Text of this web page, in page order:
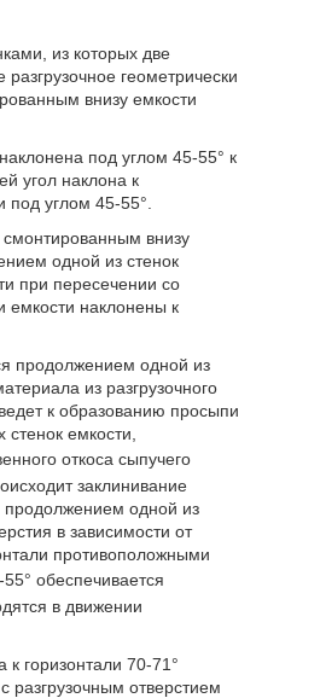
из которых две
геометрически
внизу емкости
под углом 45-55° к
угол наклона к
под углом 45-55°.
внизу
одной из стенок
при пересечении со
емкости наклонены к
продолжением одной из
из разгрузочного
к образованию просыпи
емкости,
откоса сыпучего
заклинивание
продолжением одной из
в зависимости от
противоположными
обеспечивается
в движении
горизонтали 70-71°
разгрузочным отверстием